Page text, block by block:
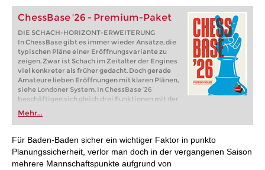
ChessBase '26 - Premium-Paket
DIE SCHACH-HORIZONT-ERWEITERUNG
In ChessBase gibt es immer wieder Ansätze, die
typischen Pläne einer Eröffnungsvariante zu
zeigen. Zwar ist Schach im Zeitalter der Engines
viel konkreter als früher gedacht. Doch gerade
Amateure lieben Eröffnungen mit klaren Plänen,
siehe Londoner System. In ChessBase ’26
beschäftigen sich gleich drei Funktionen mit der
Darstellung von Plänen. Im neuen
Eröffnungsreport wird für jede wichtige
Variante untersucht, welche Figurenzüge oder
Bauernvorstöße darin wichtig sind. In der
Referenzsuche sieht man jetzt auf dem Brett, wo
die Figuren üblicherweise hingehen. Und startet
man die neue Monte-Carlo-Analyse, zeigt auch
Mehr...
Für Baden-Baden sicher ein wichtiger Faktor in punkto
Planungssicherheit, verlor man doch in der vergangenen Saison
mehrere Mannschaftspunkte aufgrund von